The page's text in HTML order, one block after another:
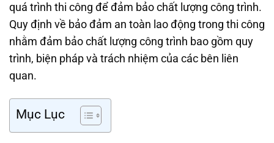
quá trình thi công để đảm bảo chất lượng công trình.
Quy định về bảo đảm an toàn lao động trong thi công
nhằm đảm bảo chất lượng công trình bao gồm quy
trình, biện pháp và trách nhiệm của các bên liên
quan.
Mục Lục